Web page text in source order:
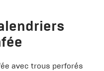
avec trous perforés